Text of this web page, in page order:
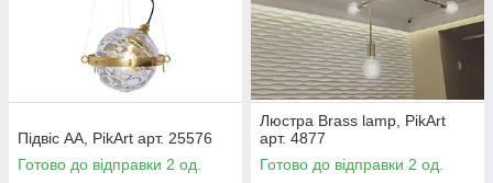
Підвіс AA, PikArt арт. 25576
Готово до відправки 2 од.
Люстра Brass lamp, PikArt
арт. 4877
Готово до відправки 2 од.